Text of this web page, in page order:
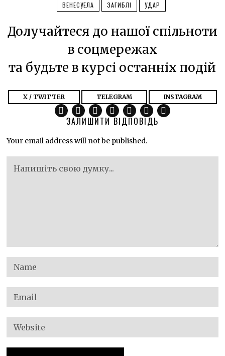
ВЕНЕСУЕЛА ЗАГИБЛІ УДАР
Долучайтеся до нашої спільноти
в соцмережах
та будьте в курсі останніх подій
X / TWITTER TELEGRAM INSTAGRAM
ЗАЛИШИТИ ВІДПОВІДЬ
Your email address will not be published.